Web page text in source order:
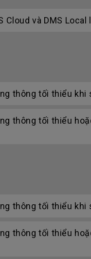
Cloud và DMS Local
thông tối thiểu
thông tối thiểu
thông tối thiểu
thông tối thiểu